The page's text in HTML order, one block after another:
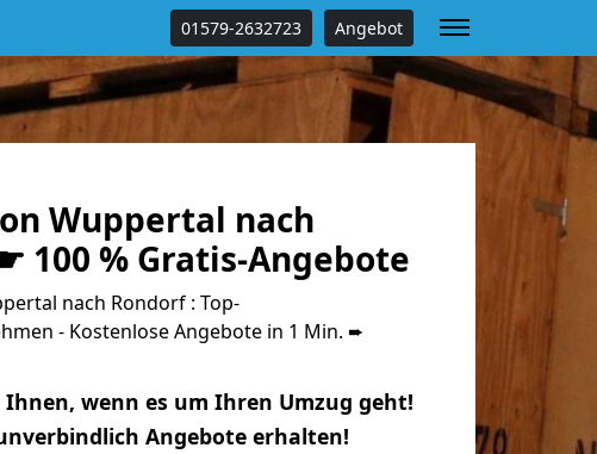
01579-2632723 Angebot
Wuppertal nach
100 % Gratis-Angebote
nach Rondorf : Top-
- Kostenlose Angebote in 1 Min. ➨
wenn es um Ihren Umzug geht!
Angebote erhalten!